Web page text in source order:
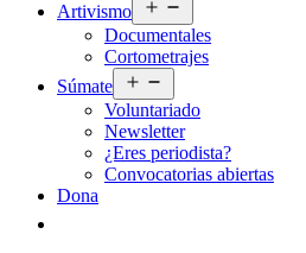
Artivismo
el
menú
Documentales
Cortometrajes
Súmate
el
menú
Voluntariado
Newsletter
¿Eres periodista?
Convocatorias abiertas
Dona